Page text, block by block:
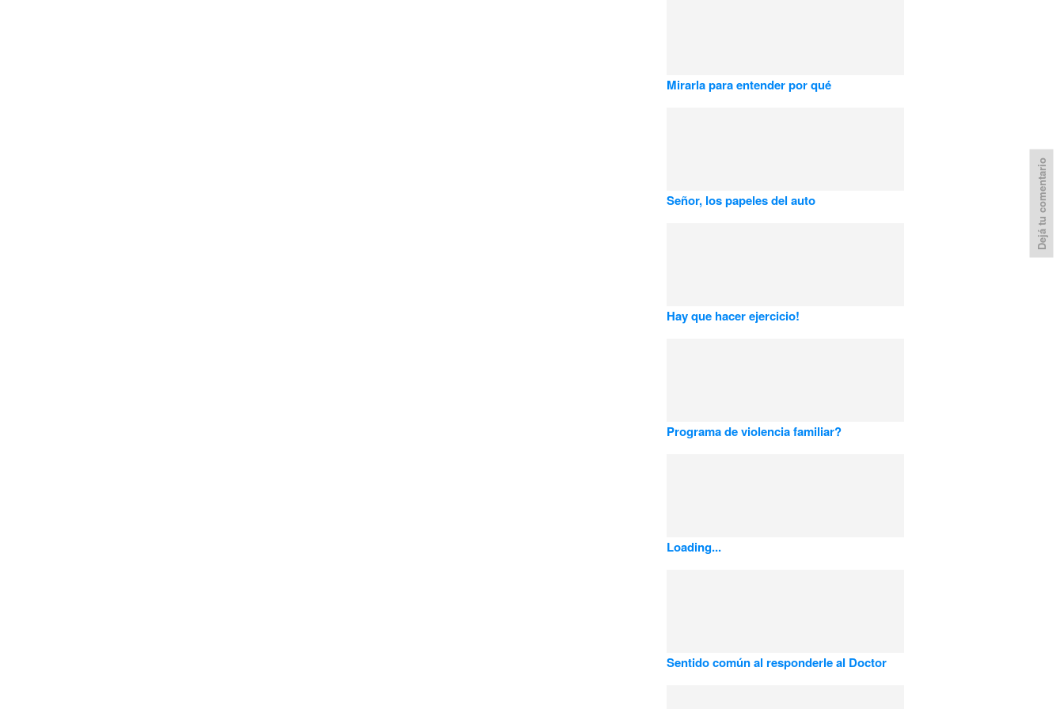
Mirarla para entender por qué
Señor, los papeles del auto
Hay que hacer ejercicio!
Programa de violencia familiar?
Loading...
Sentido común al responderle al Doctor
Dejá tu comentario